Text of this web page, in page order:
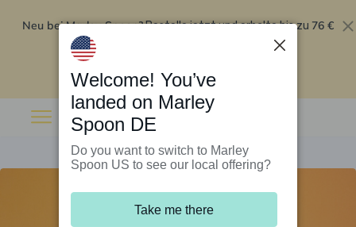
Neu bei Marley Spoon?Bestelle jetzt und erhalte bis zu 76 €
Rabatt auf deine ersten fünf Boxen
Welcome! You’ve
landed on Marley
Spoon DE
Do you want to switch to Marley
Spoon US to see our local offering?
Take me there